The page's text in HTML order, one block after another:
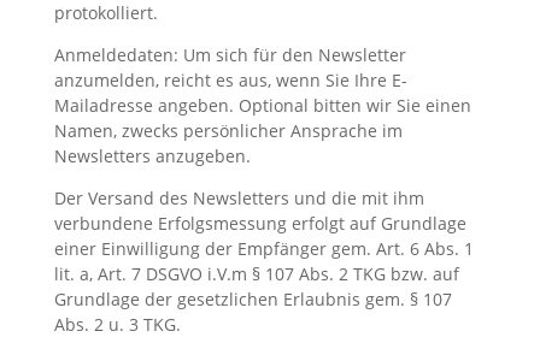
protokolliert.
Anmeldedaten: Um sich für den Newsletter
anzumelden, reicht es aus, wenn Sie Ihre E-
Mailadresse angeben. Optional bitten wir Sie einen
Namen, zwecks persönlicher Ansprache im
Newsletters anzugeben.
Der Versand des Newsletters und die mit ihm
verbundene Erfolgsmessung erfolgt auf Grundlage
einer Einwilligung der Empfänger gem. Art. 6 Abs. 1
lit. a, Art. 7 DSGVO i.V.m § 107 Abs. 2 TKG bzw. auf
Grundlage der gesetzlichen Erlaubnis gem. § 107
Abs. 2 u. 3 TKG.